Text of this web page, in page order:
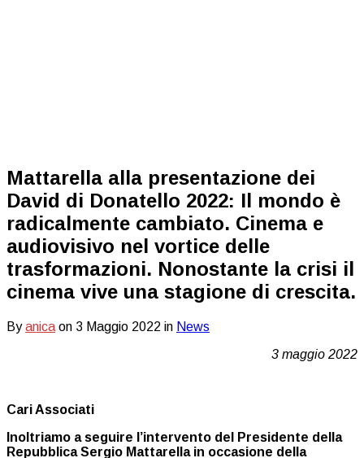
Mattarella alla presentazione dei
David di Donatello 2022: Il mondo è
radicalmente cambiato. Cinema e
audiovisivo nel vortice delle
trasformazioni. Nonostante la crisi il
cinema vive una stagione di crescita.
Byanica on 3 Maggio 2022 in News
3 maggio 2022
Cari Associati
Inoltriamo a seguire l’intervento del Presidente della
RepubblicaSergio Mattarellain occasione della